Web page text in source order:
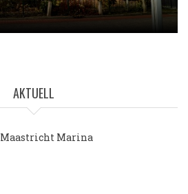
AKTUELL
Maastricht Marina